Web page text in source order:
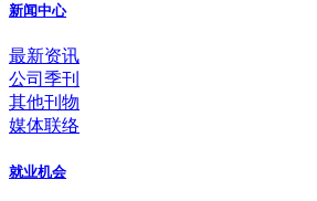
新闻中心
最新资讯
公司季刊
其他刊物
媒体联络
就业机会